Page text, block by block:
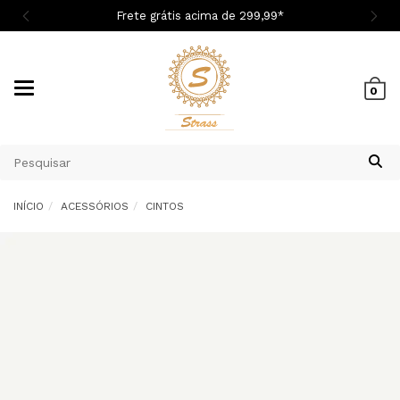
Frete grátis acima de 299,99*
0
INÍCIO ACESSÓRIOS CINTOS